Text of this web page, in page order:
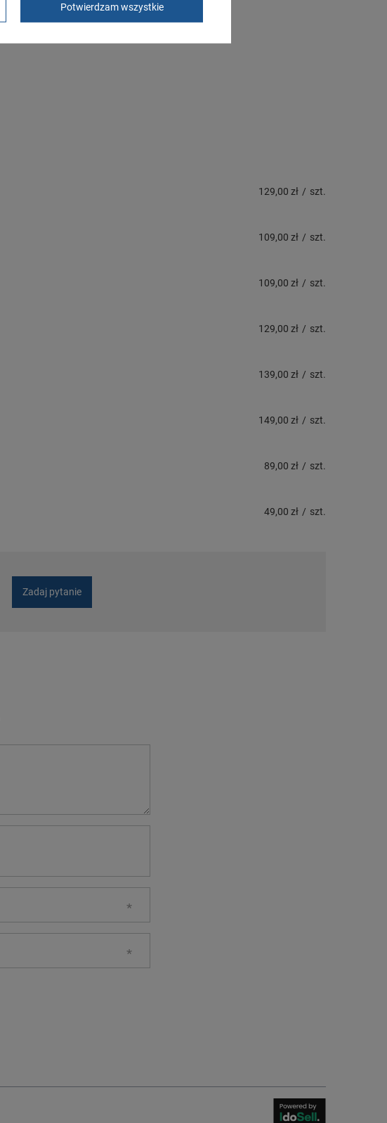
129,00 zł / szt.
109,00 zł / szt.
109,00 zł / szt.
129,00 zł / szt.
139,00 zł / szt.
149,00 zł / szt.
89,00 zł / szt.
49,00 zł / szt.
Zadaj pytanie
Potwierdzam wszystkie